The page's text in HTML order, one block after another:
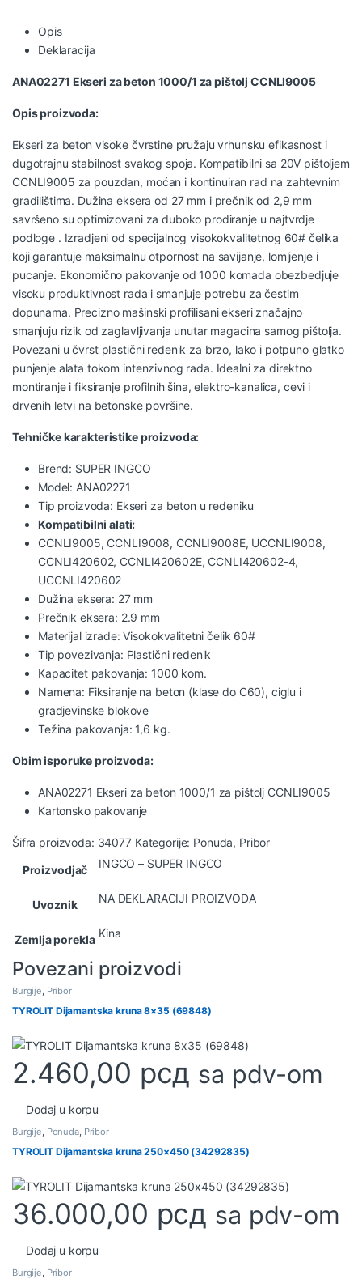
Opis
Deklaracija
ANA02271 Ekseri za beton 1000/1 za pištolj CCNLI9005
Opis proizvoda:
Ekseri za beton visoke čvrstine pružaju vrhunsku efikasnost i
dugotrajnu stabilnost svakog spoja. Kompatibilni sa 20V pištoljem
CCNLI9005 za pouzdan, moćan i kontinuiran rad na zahtevnim
gradilištima. Dužina eksera od 27 mm i prečnik od 2,9 mm
savršeno su optimizovani za duboko prodiranje u najtvrdje
podloge . Izradjeni od specijalnog visokokvalitetnog 60# čelika
koji garantuje maksimalnu otpornost na savijanje, lomljenje i
pucanje. Ekonomično pakovanje od 1000 komada obezbedjuje
visoku produktivnost rada i smanjuje potrebu za čestim
dopunama. Precizno mašinski profilisani ekseri značajno
smanjuju rizik od zaglavljivanja unutar magacina samog pištolja.
Povezani u čvrst plastični redenik za brzo, lako i potpuno glatko
punjenje alata tokom intenzivnog rada. Idealni za direktno
montiranje i fiksiranje profilnih šina, elektro-kanalica, cevi i
drvenih letvi na betonske površine.
Tehničke karakteristike proizvoda:
Brend: SUPER INGCO
Model: ANA02271
Tip proizvoda: Ekseri za beton u redeniku
Kompatibilni alati:
CCNLI9005, CCNLI9008, CCNLI9008E, UCCNLI9008,
CCNLI420602, CCNLI420602E, CCNLI420602-4,
UCCNLI420602
Dužina eksera: 27 mm
Prečnik eksera: 2.9 mm
Materijal izrade: Visokokvalitetni čelik 60#
Tip povezivanja: Plastični redenik
Kapacitet pakovanja: 1000 kom.
Namena: Fiksiranje na beton (klase do C60), ciglu i
gradjevinske blokove
Težina pakovanja: 1,6 kg.
Obim isporuke proizvoda:
ANA02271 Ekseri za beton 1000/1 za pištolj CCNLI9005
Kartonsko pakovanje
Šifra proizvoda: 34077 Kategorije: Ponuda, Pribor
Proizvodjač
INGCO – SUPER INGCO
Uvoznik NA DEKLARACIJI PROIZVODA
Zemlja porekla Kina
Povezani proizvodi
Burgije Pribor
TYROLIT Dijamantska kruna 8×35 (69848)
2.460,00 рсд sa pdv-om
Dodaj u korpu
Burgije Ponuda, Pribor
TYROLIT Dijamantska kruna 250×450 (34292835)
36.000,00 рсд sa pdv-om
Dodaj u korpu
Burgije, Pribor